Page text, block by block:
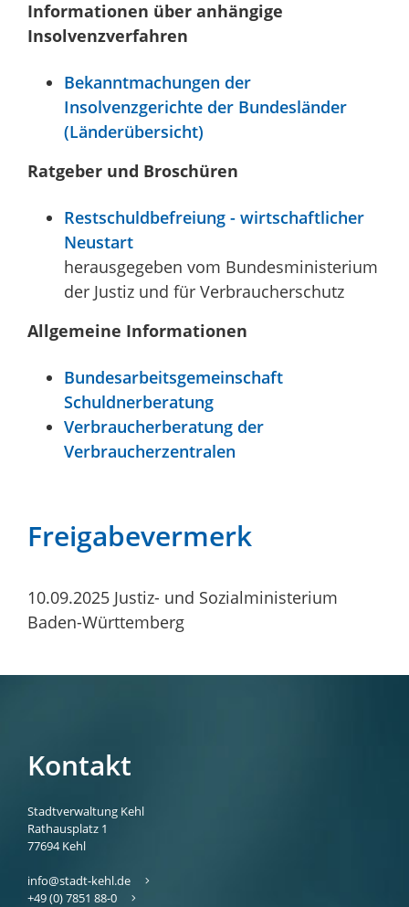
Informationen über anhängige
Insolvenzverfahren
Bekanntmachungen der
Insolvenzgerichte der Bundesländer
(Länderübersicht)
Ratgeber und Broschüren
Restschuldbefreiung - wirtschaftlicher
Neustart
herausgegeben vom Bundesministerium
der Justiz und für Verbraucherschutz
Allgemeine Informationen
Bundesarbeitsgemeinschaft
Schuldnerberatung
Verbraucherberatung der
Verbraucherzentralen
Freigabevermerk
10.09.2025 Justiz- und Sozialministerium
Baden-Württemberg
Kontakt
Stadtverwaltung Kehl
Rathausplatz 1
77694 Kehl
info@stadt-kehl.de
+49 (0) 7851 88-0